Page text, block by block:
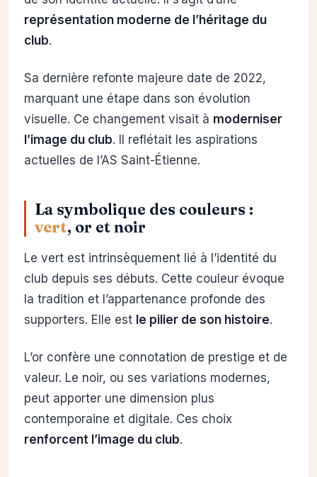
représentation moderne de l’héritage du
club.
Sa dernière refonte majeure date de 2022,
marquant une étape dans son évolution
visuelle. Ce changement visait à moderniser
l’image du club. Il reflétait les aspirations
actuelles de l’AS Saint-Étienne.
La symbolique des couleurs :
vert, or et noir
Le vert est intrinsèquement lié à l’identité du
club depuis ses débuts. Cette couleur évoque
la tradition et l’appartenance profonde des
supporters. Elle est le pilier de son histoire.
L’or confère une connotation de prestige et de
valeur. Le noir, ou ses variations modernes,
peut apporter une dimension plus
contemporaine et digitale. Ces choix
renforcent l’image du club.